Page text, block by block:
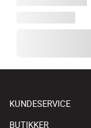
KUNDESERVICE
BUTIKKER